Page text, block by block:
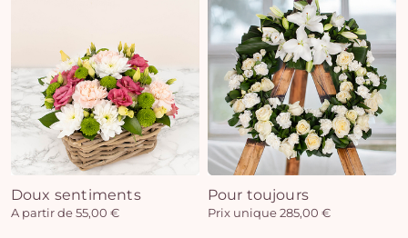
Doux sentiments
A partir de 55,00 €
Pour toujours
Prix unique 285,00 €